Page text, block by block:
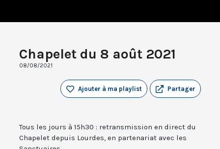
Chapelet du 8 août 2021
08/08/2021
Partager
Ajouter à ma playlist
Tous les jours à 15h30 : retransmission en direct du
Chapelet depuis Lourdes, en partenariat avec les